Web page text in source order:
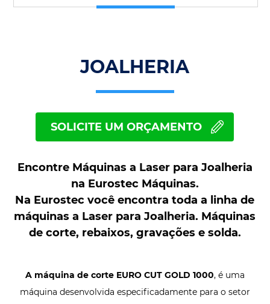
JOALHERIA
SOLICITE UM ORÇAMENTO
Encontre Máquinas a Laser para Joalheria
na Eurostec Máquinas.
Na Eurostec você encontra toda a linha de
máquinas a Laser para Joalheria. Máquinas
de corte, rebaixos, gravações e solda.
A máquina de corte EURO CUT GOLD 1000, é uma
máquina desenvolvida especificadamente para o setor